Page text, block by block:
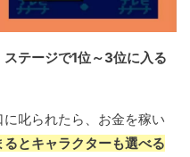
テージで1位～3位に入る
叱られたら、お金を稼い
るとキャラクターも選べる